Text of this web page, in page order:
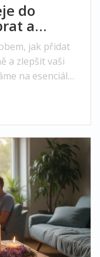
do
a
jak přidat
a zlepšit vaši
na esenciální
v aroma
použít. Dále